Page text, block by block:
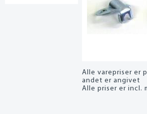
Alle varepriser er
andet er angivet
Alle priser er incl.